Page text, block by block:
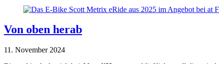
Von oben herab
11. November 2024